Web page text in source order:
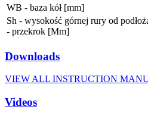
WB - baza kół [mm]
Sh - wysokość górnej rury od
- przekrok [Mm]
Downloads
VIEW ALL INSTRUCTION
Videos